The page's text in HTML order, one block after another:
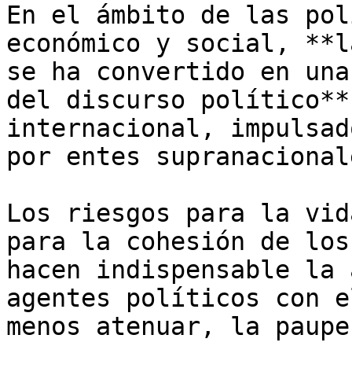
En el ámbito de las
económico y social,
se ha convertido en
del discurso político**
internacional,
por entes
Los riesgos para la
para la cohesión de
hacen indispensable
agentes políticos
menos atenuar, la